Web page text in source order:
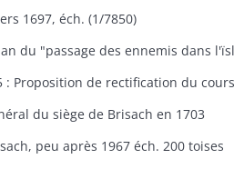
1697, éch. (1/7850)
du siège de Brisach en 1703
peu après 1967 éch. 200 toises